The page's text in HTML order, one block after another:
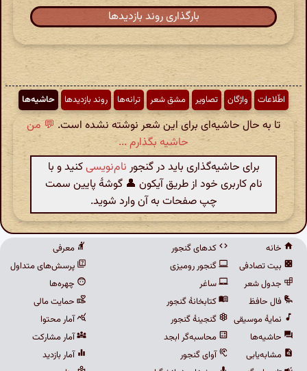
بارگذاری روند بازدیدها
اطّلاعات واژگان تصاویر مشق شعر ترانه‌ها روند بازدیدها حاشیه‌ها
تا به حال حاشیه‌ای برای این شعر نوشته نشده است.💬 من
حاشیه بگذارم ...
برای حاشیه‌گذاری باید در گنجور نام‌نویسیکنید و با
نام کاربری خود از طریق آیکون 👤 گوشهٔ پایین سمت
چپ صفحات به آن وارد شوید.
خانه
بیت تصادفی
جدول شعر
فال حافظ
نمایهٔ موسیقی
حاشیه‌ها
مشابه‌یابی
کدهای گنجور
گنجور رومیزی
ساغر
کتابخانهٔ گنجور
گنجینهٔ گنجور
محاسبه‌گر ابجد
آوای گنجور
معرفی
پرسش‌های متداول
چهره‌ها
حمایت مالی
آمار محتوا
آمار مشارکت
آمار بازدید